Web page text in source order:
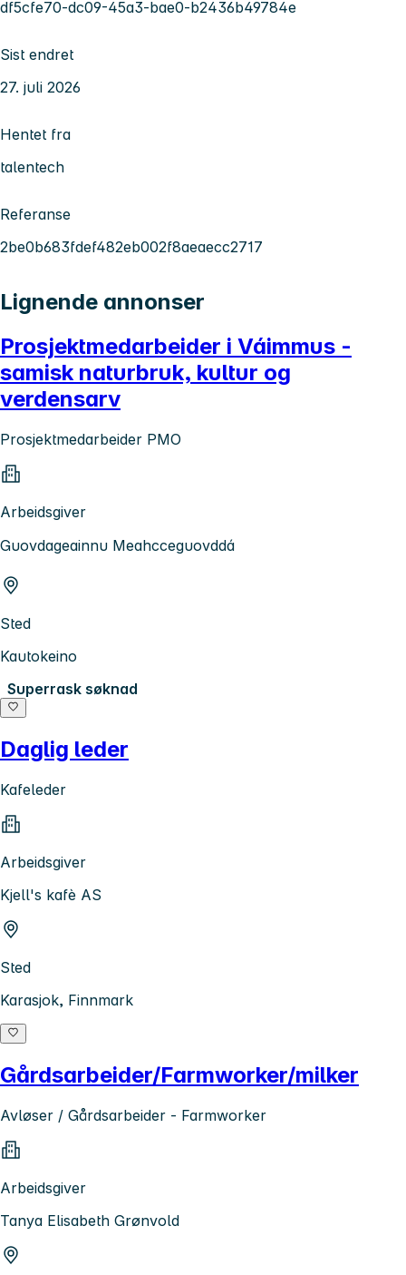
df5cfe70-dc09-45a3-bae0-b2436b49784e
Sist endret
27. juli 2026
Hentet fra
talentech
Referanse
2be0b683fdef482eb002f8aeaecc2717
Lignende annonser
Prosjektmedarbeider i Váimmus -
samisk naturbruk, kultur og
verdensarv
Prosjektmedarbeider PMO
Arbeidsgiver
Guovdageainnu Meahcceguovddá
Sted
Kautokeino
Superrask søknad
Daglig leder
Kafeleder
Arbeidsgiver
Kjell's kafè AS
Sted
Karasjok, Finnmark
Gårdsarbeider/Farmworker/milker
Avløser / Gårdsarbeider - Farmworker
Arbeidsgiver
Tanya Elisabeth Grønvold